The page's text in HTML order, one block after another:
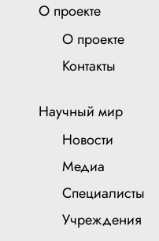
О проекте
О проекте
Контакты
Научный мир
Новости
Медиа
Специалисты
Учреждения